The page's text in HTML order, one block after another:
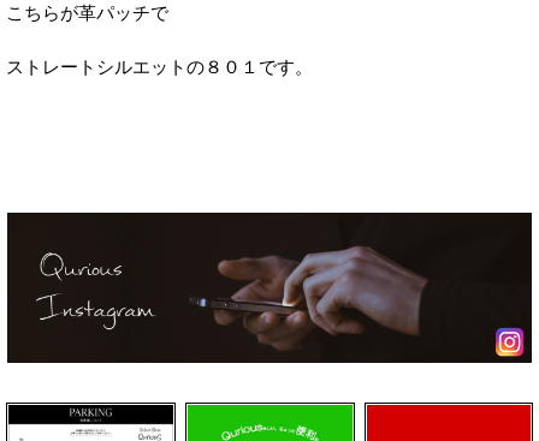
こちらが革パッチで
ストレートシルエットの８０１です。